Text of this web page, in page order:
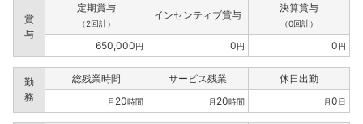
賞
与
定期賞与
（2回計）
インセンティブ賞与
決算賞与
（0回計）
650,000円 0円 0円
勤
務
総残業時間 サービス残業 休日出勤
月 20時間 月 20時間 月0日